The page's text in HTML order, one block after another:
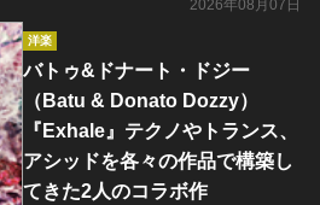
2026年08月07日
洋楽
バトゥ&ドナート・ドジー
（Batu & Donato Dozzy）
『Exhale』テクノやトランス、
アシッドを各々の作品で構築し
てきた2人のコラボ作